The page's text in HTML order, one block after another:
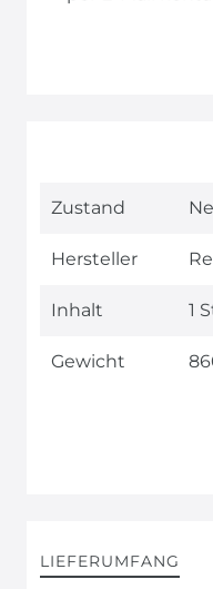
Technisches
Wert
Zustand
Hersteller
Inhalt 1
Gewicht
LIEFERUMFANG